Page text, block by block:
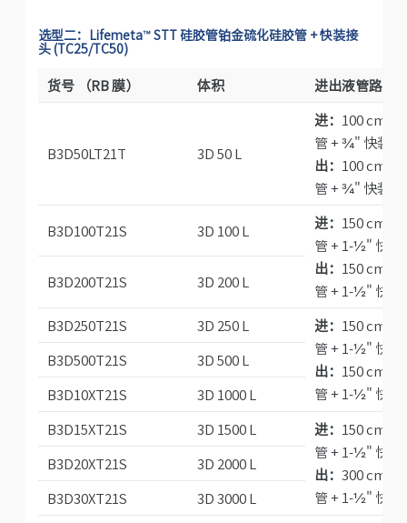
选型二：Lifemeta™ STT 硅胶管铂金硫化硅胶管 + 快装接
头 (TC25/TC50)
货号 （RB 膜） 体积 进出液管路*
B3D50LT21T 3D 50 L
进： 100 cm
管 + ¾" 快装
出： 100 cm
管 + ¾" 快装
B3D100T21S 3D 100 L 进： 150 cm
管 + 1-½" 快装
出： 150 cm
管 + 1-½" 快装
B3D200T21S 3D 200 L
B3D250T21S 3D 250 L 进： 150 cm
管 + 1-½" 快装
出： 150 cm
管 + 1-½" 快装
B3D500T21S
3D 500 L
B3D10XT21S
3D 1000 L
B3D15XT21S
3D 1500 L 进： 150 cm
管 + 1-½" 快装
出： 300 cm
管 + 1-½" 快装
B3D20XT21S
3D 2000 L
B3D30XT21S
3D 3000 L